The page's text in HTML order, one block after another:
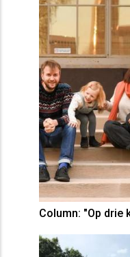
Column: "Op drie